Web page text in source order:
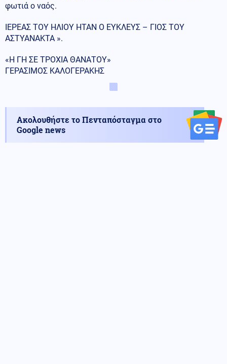
φωτιά ο ναός.
ΙΕΡΕΑΣ ΤΟΥ ΗΛΙΟΥ ΗΤΑΝ Ο ΕΥΚΛΕΥΣ – ΓΙΟΣ ΤΟΥ
ΑΣΤΥΑΝΑΚΤΑ ».
«Η ΓΗ ΣΕ ΤΡΟΧΙΑ ΘΑΝΑΤΟΥ»
ΓΕΡΑΣΙΜΟΣ ΚΑΛΟΓΕΡΑΚΗΣ
Ακολουθήστε το Πενταπόσταγμα στο
Google news